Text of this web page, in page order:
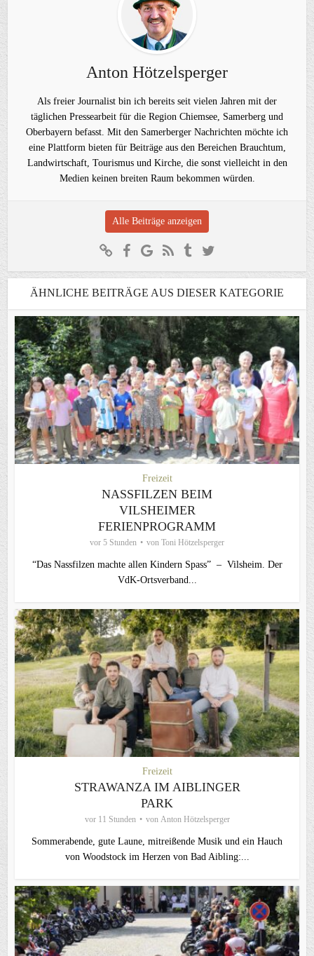
Anton Hötzelsperger
Als freier Journalist bin ich bereits seit vielen Jahren mit der
täglichen Pressearbeit für die Region Chiemsee, Samerberg und
Oberbayern befasst. Mit den Samerberger Nachrichten möchte ich
eine Plattform bieten für Beiträge aus den Bereichen Brauchtum,
Landwirtschaft, Tourismus und Kirche, die sonst vielleicht in den
Medien keinen breiten Raum bekommen würden.
Alle Beiträge anzeigen
ÄHNLICHE BEITRÄGE AUS DIESER KATEGORIE
Freizeit
NASSFILZEN BEIM
VILSHEIMER
FERIENPROGRAMM
vor 5 Stunden von Toni Hötzelsperger
“Das Nassfilzen machte allen Kindern Spass” – Vilsheim. Der
VdK-Ortsverband...
Freizeit
STRAWANZA IM AIBLINGER
PARK
vor 11 Stunden von Anton Hötzelsperger
Sommerabende, gute Laune, mitreißende Musik und ein Hauch
von Woodstock im Herzen von Bad Aibling:...